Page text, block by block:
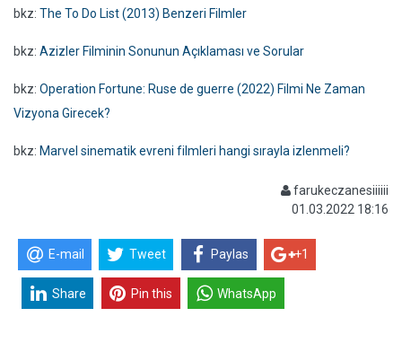
bkz: The To Do List (2013) Benzeri Filmler
bkz: Azizler Filminin Sonunun Açıklaması ve Sorular
bkz: Operation Fortune: Ruse de guerre (2022) Filmi Ne Zaman
Vizyona Girecek?
bkz: Marvel sinematik evreni filmleri hangi sırayla izlenmeli?
farukeczanesiiiiii
01.03.2022 18:16
E-mail Tweet Paylas +1
Share Pin this WhatsApp